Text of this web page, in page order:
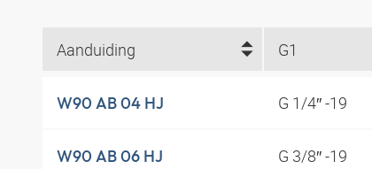
Aanduiding G1
W90 AB 04 HJ G 1/4″ -19
W90 AB 06 HJ G 3/8″ -19